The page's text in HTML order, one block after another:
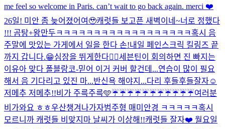
me feel so welcome in Paris. can’t wait to go back again. merci ❤️
26일! 미안 좀 늦어졌어여🥹캐럿들 보고픈 새벽이네~너로 정했다
!!! 곰탕+왕만두ㅋㅋㅋㅋㅋㅋㅋㅋㅋㅋㅋㅋㅋㅋㅋㅋㅋㅋ혹시 음
주말에 맛있는 가게에서 일을 한다 손!내일 페인스크릭 킬링즈 끝
까지 갑니다.😁심장을 뛰게한다❤️‍🔥세븐틴이 회의하면 진 빠지는
이유아 맞다 폴블랑코-믿어 이거 커버 할건데...연습이 많이 필요
해서 음 기다리고 있진 마...반신욕 해야지...다리 후들후들잘자☺️
저메추 저메추!!비가 주륵주륵🩵☔️☔️☔️☔️☔️☔️☔️☔️☔️☔️☔️여러분
비가와요 ㅎㅎ우산챙겨나가자범주형 매미안경 ㅋㅋㅋㅋㅋ혹시
모르니까 캐럿들 비맞지마 날씨가 이상해!!캐럿들 잘자❤️ 월요일